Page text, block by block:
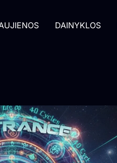
DAINYKLOS